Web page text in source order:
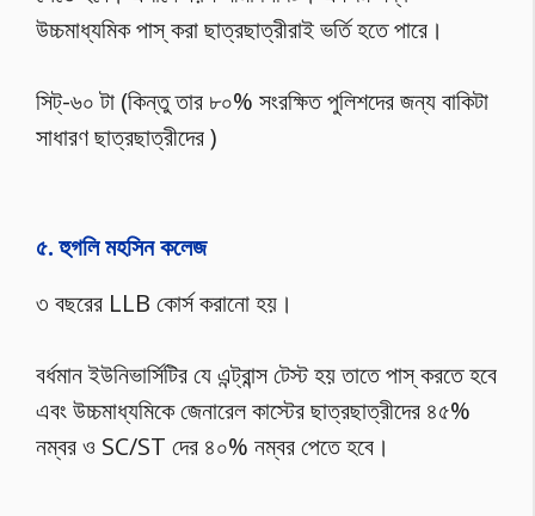
উচ্চমাধ্যমিক পাস্ করা ছাত্রছাত্রীরাই ভর্তি হতে পারে।
সিট্-৬০ টা (কিন্তু তার ৮০% সংরক্ষিত পুলিশদের জন্য বাকিটা
সাধারণ ছাত্রছাত্রীদের )
৫. হুগলি মহসিন কলেজ
৩ বছরের LLB কোর্স করানো হয়।
বর্ধমান ইউনিভার্সিটির যে এন্ট্রান্স টেস্ট হয় তাতে পাস্ করতে হবে
এবং উচ্চমাধ্যমিকে জেনারেল কাস্টের ছাত্রছাত্রীদের ৪৫%
নম্বর ও SC/ST দের ৪০% নম্বর পেতে হবে।